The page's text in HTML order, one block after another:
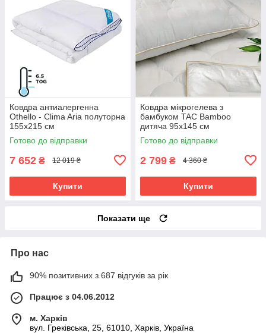
Ковдра антиалергенна
Othello - Clima Aria полуторна
155х215 см
Готово до відправки
7 652 ₴ 12 019 ₴
Купити
Ковдра мікрогелева з
бамбуком TAC Bamboo
дитяча 95х145 см
Готово до відправки
2 799 ₴ 4 360 ₴
Купити
Показати ще
Про нас
90% позитивних з 687 відгуків за рік
Працює з 04.06.2012
м. Харків
вул. Греківська, 25, 61010, Харків, Україна